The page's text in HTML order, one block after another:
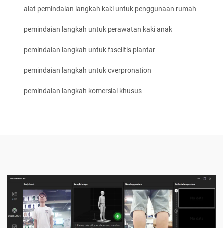
alat pemindaian langkah kaki untuk penggunaan rumah
pemindaian langkah untuk perawatan kaki anak
pemindaian langkah untuk fasciitis plantar
pemindaian langkah untuk overpronation
pemindaian langkah komersial khusus